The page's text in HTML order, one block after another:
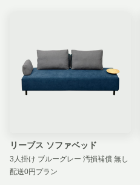
リーブス ソファベッド
3人掛け ブルーグレー 汚損補償 無し
配送0円プラン